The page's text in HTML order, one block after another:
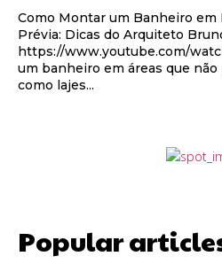
Como Montar um Banheiro em
Prévia: Dicas do Arquiteto
https://www.youtube.com/
um banheiro em áreas que
como lajes...
Popular